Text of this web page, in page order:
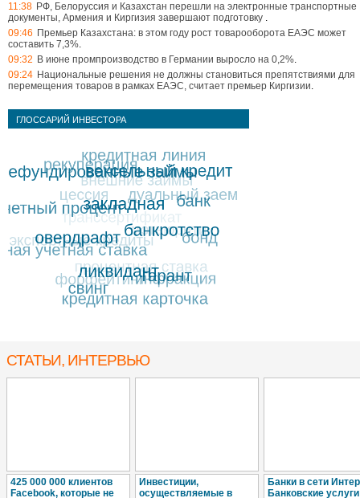
11:38 РФ, Белоруссия и Казахстан перешли на электронные транспортные
документы, Армения и Киргизия завершают подготовку .
09:46 Премьер Казахстана: в этом году рост товарооборота ЕАЭС может
составить 7,3%.
09:32 В июне промпроизводство в Германии выросло на 0,2%.
09:24 Национальные решения не должны становиться препятствиями для
перемещения товаров в рамках ЕАЭС, считает премьер Киргизии.
ГЛОССАРИЙ ИНВЕСТОРА
СТАТЬИ, ИНТЕРВЬЮ
425 000 000 клиентов
Facebook, которые не
Инвестиции,
осуществляемые в
Банки в сети
Банковские услуги